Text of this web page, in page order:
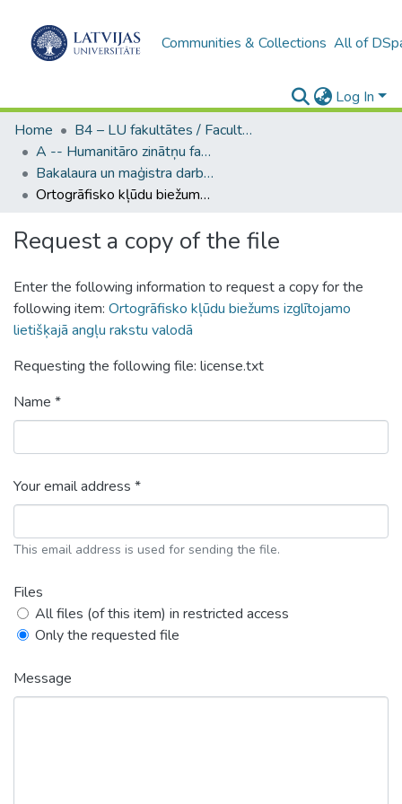
Communities & Collections All of
Log In
Home
B4 – LU fakultātes / Faculties of the UL
A -- Humanitāro zinātņu fakultāte / Faculty of Humanities
Bakalaura un maģistra darbi (HZF) / Bachelor's and Master's theses
Ortogrāfisko kļūdu biežums izglītojamo lietišķajā angļu rakstu valodā
Request a copy of the file
Enter the following information to request a copy for the
following item: Ortogrāfisko kļūdu biežums izglītojamo
lietišķajā angļu rakstu valodā
Requesting the following file: license.txt
Name *
Your email address *
This email address is used for sending the file.
Files
All files (of this item) in restricted access
Only the requested file
Message